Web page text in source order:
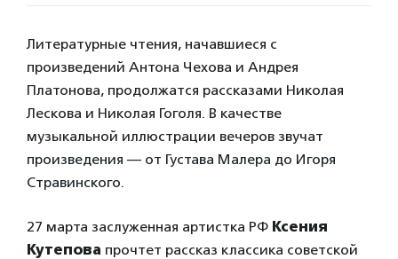
Литературные чтения, начавшиеся с
произведений Антона Чехова и Андрея
Платонова, продолжатся рассказами Николая
Лескова и Николая Гоголя. В качестве
музыкальной иллюстрации вечеров звучат
произведения — от Густава Малера до Игоря
Стравинского.
27 марта заслуженная артистка РФ Ксения
Кутепова прочтет рассказ классика советской